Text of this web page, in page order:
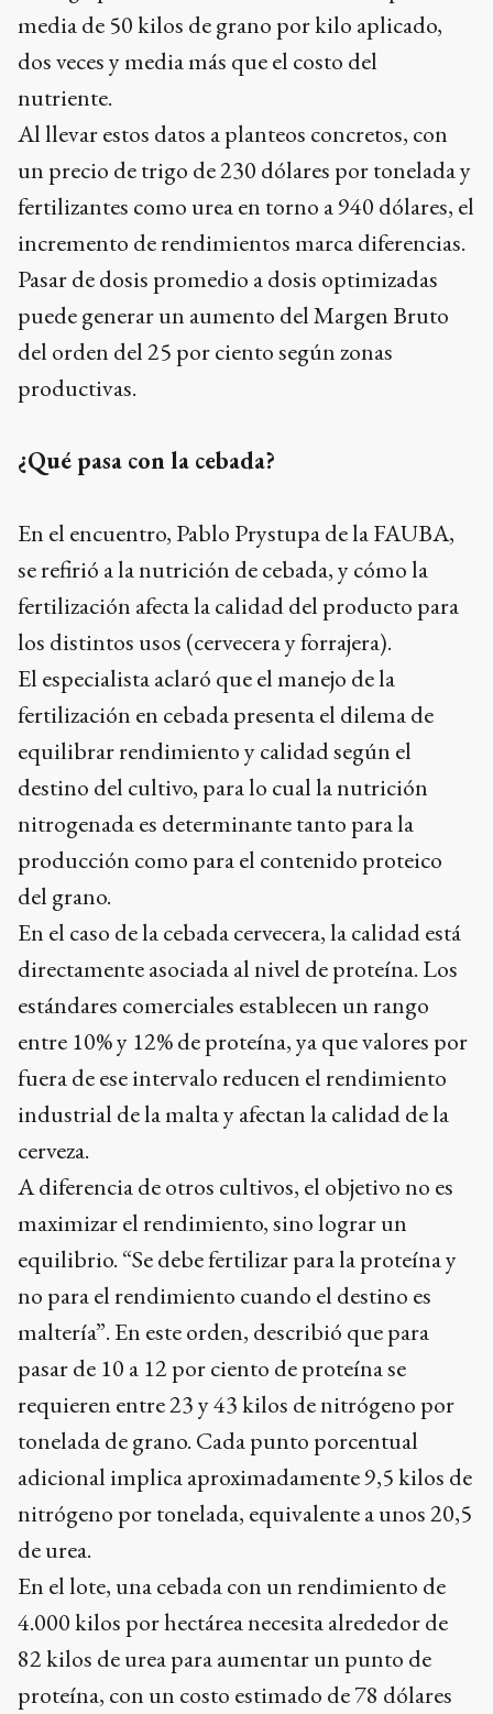
media de 50 kilos de grano por kilo aplicado,
dos veces y media más que el costo del
nutriente.
Al llevar estos datos a planteos concretos, con
un precio de trigo de 230 dólares por tonelada y
fertilizantes como urea en torno a 940 dólares, el
incremento de rendimientos marca diferencias.
Pasar de dosis promedio a dosis optimizadas
puede generar un aumento del Margen Bruto
del orden del 25 por ciento según zonas
productivas.
¿Qué pasa con la cebada?
En el encuentro, Pablo Prystupa de la FAUBA,
se refirió a la nutrición de cebada, y cómo la
fertilización afecta la calidad del producto para
los distintos usos (cervecera y forrajera).
El especialista aclaró que el manejo de la
fertilización en cebada presenta el dilema de
equilibrar rendimiento y calidad según el
destino del cultivo, para lo cual la nutrición
nitrogenada es determinante tanto para la
producción como para el contenido proteico
del grano.
En el caso de la cebada cervecera, la calidad está
directamente asociada al nivel de proteína. Los
estándares comerciales establecen un rango
entre 10% y 12% de proteína, ya que valores por
fuera de ese intervalo reducen el rendimiento
industrial de la malta y afectan la calidad de la
cerveza.
A diferencia de otros cultivos, el objetivo no es
maximizar el rendimiento, sino lograr un
equilibrio. “Se debe fertilizar para la proteína y
no para el rendimiento cuando el destino es
maltería”. En este orden, describió que para
pasar de 10 a 12 por ciento de proteína se
requieren entre 23 y 43 kilos de nitrógeno por
tonelada de grano. Cada punto porcentual
adicional implica aproximadamente 9,5 kilos de
nitrógeno por tonelada, equivalente a unos 20,5
de urea.
En el lote, una cebada con un rendimiento de
4.000 kilos por hectárea necesita alrededor de
82 kilos de urea para aumentar un punto de
proteína, con un costo estimado de 78 dólares